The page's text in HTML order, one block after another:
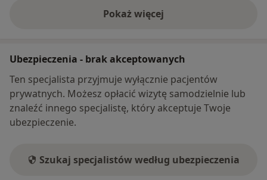
Pokaż więcej
o adresie
Ubezpieczenia - brak akceptowanych
Ten specjalista przyjmuje wyłącznie pacjentów
prywatnych. Możesz opłacić wizytę samodzielnie lub
znaleźć innego specjalistę, który akceptuje Twoje
ubezpieczenie.
Szukaj specjalistów według ubezpieczenia